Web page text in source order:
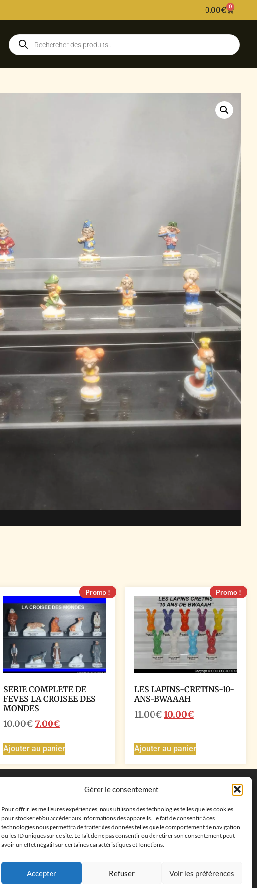
Gérer le consentement
Pour offrir les meilleures expériences, nous utilisons des technologies telles que les cookies
pour stocker et/ou accéder aux informations des appareils. Le fait de consentir à ces
technologies nous permettra de traiter des données telles que le comportement de navigation
ou les ID uniques sur ce site. Le fait de ne pas consentir ou de retirer son consentement peut
avoir un effet négatif sur certaines caractéristiques et fonctions.
Accepter Refuser Voir les préférences
0.00€ 0
Promo !
SERIE COMPLETE DE
FEVES LA CROISEE DES
MONDES
10.00€7.00€
Ajouter au panier
Promo !
LES LAPINS-CRETINS-10-
ANS-BWAAAH
11.00€10.00€
Ajouter au panier
Coordonnées
cléments, 13500 Martigues, France
Téléphone : ‭+33652313256‬
Email :feves.collecstore@gmail.com